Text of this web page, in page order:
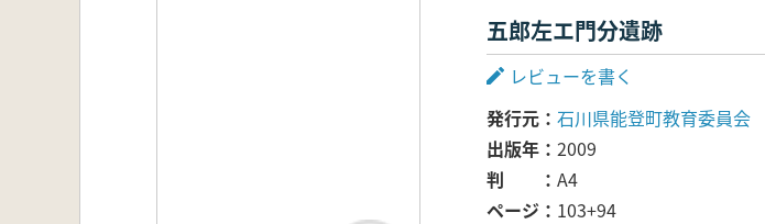
五郎左エ門分遺跡
レビューを書く
発行元
石川県能登町教育委員会
出版年
2009
判
A4
ページ
103+94